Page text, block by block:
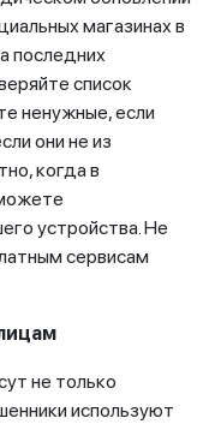
магазинах в
последних
список
ненужные, если
они не из
когда в
устройства. Не
сервисам
не только
используют